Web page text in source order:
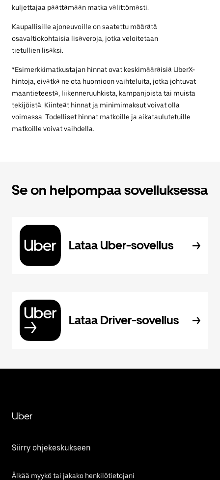
kuljettajaa päättämään matka välittömästi.
Kaupallisille ajoneuvoille on saatettu määrätä
osavaltiokohtaisia lisäveroja, jotka veloitetaan
tietullien lisäksi.
*Esimerkkimatkustajan hinnat ovat keskimääräisiä UberX-
hintoja, eivätkä ne ota huomioon vaihteluita, jotka johtuvat
maantieteestä, liikenneruuhkista, kampanjoista tai muista
tekijöistä. Kiinteät hinnat ja minimimaksut voivat olla
voimassa. Todelliset hinnat matkoille ja aikataulutetuille
matkoille voivat vaihdella.
Se on helpompaa sovelluksessa
Lataa Uber-sovellus
Lataa Driver-sovellus
Uber
Siirry ohjekeskukseen
Älkää myykö tai jakako henkilötietojani